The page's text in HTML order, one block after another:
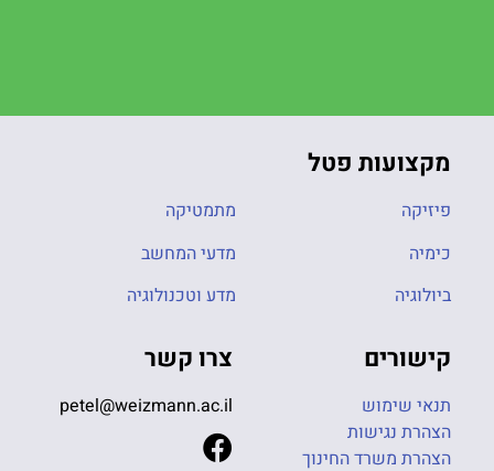
מקצועות פטל
פיזיקה
כימיה
ביולוגיה
מתמטיקה
מדעי המחשב
מדע וטכנולוגיה
קישורים
תנאי שימוש
הצהרת נגישות
הצהרת משרד החינוך
צרו קשר
petel@weizmann.ac.il